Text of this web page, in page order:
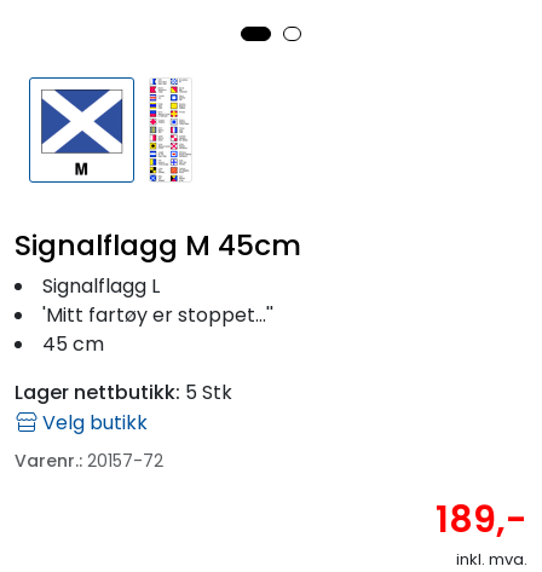
Signalflagg M 45cm
Signalflagg L
'Mitt fartøy er stoppet...''
45 cm
Lager nettbutikk: 5 Stk
Velg butikk
Varenr.: 20157-72
189,-
inkl. mva.